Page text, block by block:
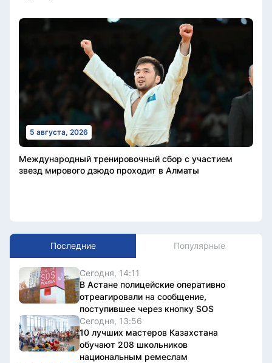
5 августа, 2026
Международный тренировочный сбор с участием
звезд мирового дзюдо проходит в Алматы
Последние Популярные
Сегодня, 14:11
В Астане полицейские оперативно
отреагировали на сообщение,
поступившее через кнопку SOS
Сегодня, 13:56
10 лучших мастеров Казахстана
обучают 208 школьников
национальным ремеслам